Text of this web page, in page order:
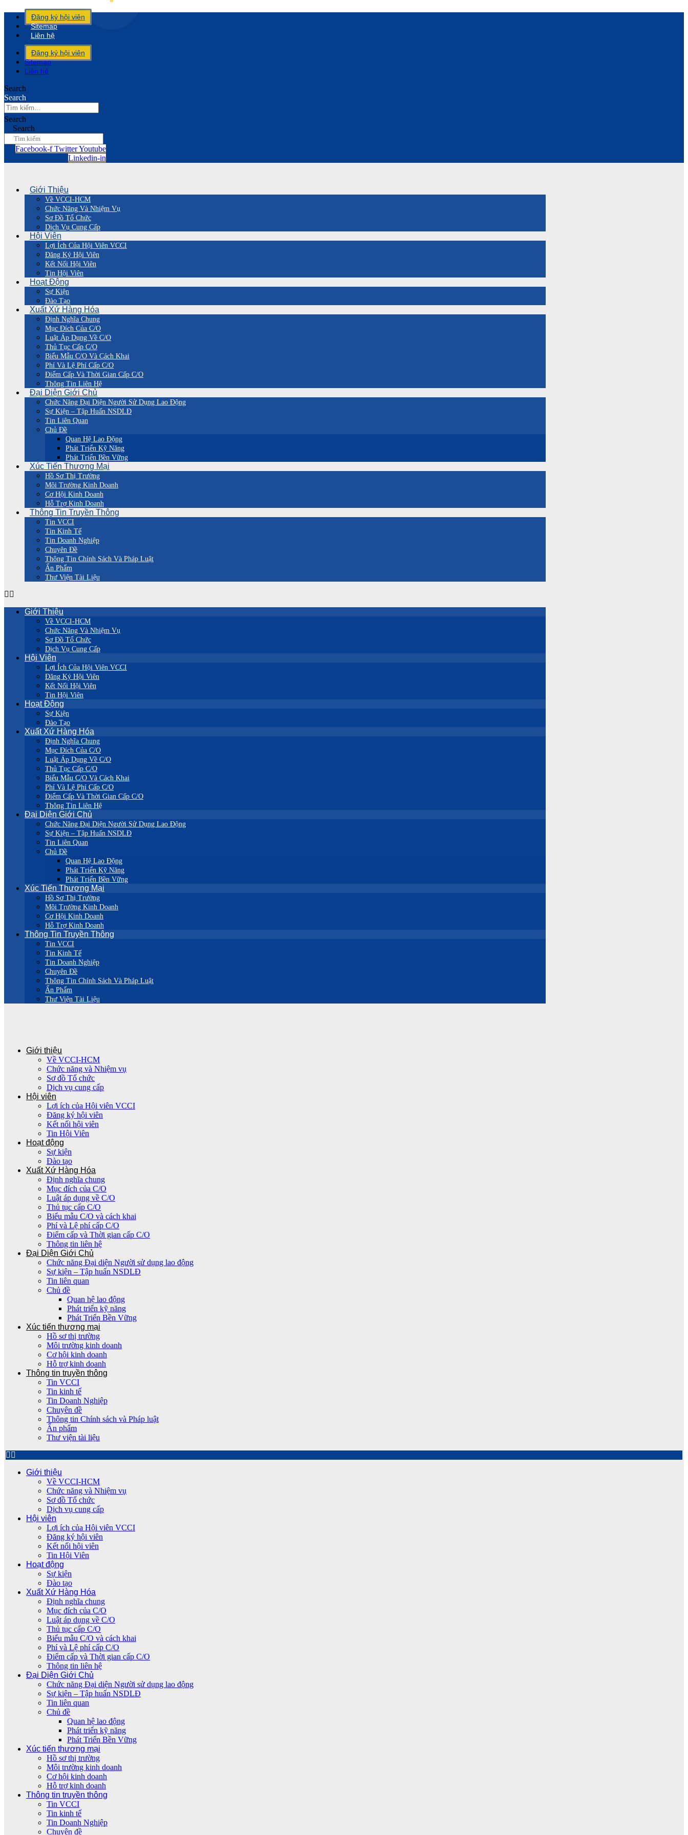
Đăng ký hội viên
Sitemap
Liên hệ
Đăng ký hội viên
Sitemap
Liên hệ
Search
Search
Search
Search
Facebook-f TwitterYoutube
Linkedin-in
Giới Thiệu
Về VCCI-HCM
Chức Năng Và Nhiệm Vụ
Sơ Đồ Tổ Chức
Dịch Vụ Cung Cấp
Hội Viên
Lợi Ích Của Hội Viên VCCI
Đăng Ký Hội Viên
Kết Nối Hội Viên
Tin Hội Viên
Hoạt Động
Sự Kiện
Đào Tạo
Xuất Xứ Hàng Hóa
Định Nghĩa Chung
Mục Đích Của C/O
Luật Áp Dụng Về C/O
Thủ Tục Cấp C/O
Biểu Mẫu C/O Và Cách Khai
Phí Và Lệ Phí Cấp C/O
Điểm Cấp Và Thời Gian Cấp C/O
Thông Tin Liên Hệ
Đại Diện Giới Chủ
Chức Năng Đại Diện Người Sử Dụng Lao Động
Sự Kiện – Tập Huấn NSDLĐ
Tin Liên Quan
Chủ Đề
Quan Hệ Lao Động
Phát Triển Kỹ Năng
Phát Triển Bền Vững
Xúc Tiến Thương Mại
Hồ Sơ Thị Trường
Môi Trường Kinh Doanh
Cơ Hội Kinh Doanh
Hỗ Trợ Kinh Doanh
Thông Tin Truyền Thông
Tin VCCI
Tin Kinh Tế
Tin Doanh Nghiệp
Chuyên Đề
Thông Tin Chính Sách Và Pháp Luật
Ấn Phẩm
Thư Viện Tài Liệu
Giới Thiệu
Về VCCI-HCM
Chức Năng Và Nhiệm Vụ
Sơ Đồ Tổ Chức
Dịch Vụ Cung Cấp
Hội Viên
Lợi Ích Của Hội Viên VCCI
Đăng Ký Hội Viên
Kết Nối Hội Viên
Tin Hội Viên
Hoạt Động
Sự Kiện
Đào Tạo
Xuất Xứ Hàng Hóa
Định Nghĩa Chung
Mục Đích Của C/O
Luật Áp Dụng Về C/O
Thủ Tục Cấp C/O
Biểu Mẫu C/O Và Cách Khai
Phí Và Lệ Phí Cấp C/O
Điểm Cấp Và Thời Gian Cấp C/O
Thông Tin Liên Hệ
Đại Diện Giới Chủ
Chức Năng Đại Diện Người Sử Dụng Lao Động
Sự Kiện – Tập Huấn NSDLĐ
Tin Liên Quan
Chủ Đề
Quan Hệ Lao Động
Phát Triển Kỹ Năng
Phát Triển Bền Vững
Xúc Tiến Thương Mại
Hồ Sơ Thị Trường
Môi Trường Kinh Doanh
Cơ Hội Kinh Doanh
Hỗ Trợ Kinh Doanh
Thông Tin Truyền Thông
Tin VCCI
Tin Kinh Tế
Tin Doanh Nghiệp
Chuyên Đề
Thông Tin Chính Sách Và Pháp Luật
Ấn Phẩm
Thư Viện Tài Liệu
Giới thiệu
Về VCCI-HCM
Chức năng và Nhiệm vụ
Sơ đồ Tổ chức
Dịch vụ cung cấp
Hội viên
Lợi ích của Hội viên VCCI
Đăng ký hội viên
Kết nối hội viên
Tin Hội Viên
Hoạt động
Sự kiện
Đào tạo
Xuất Xứ Hàng Hóa
Định nghĩa chung
Mục đích của C/O
Luật áp dụng về C/O
Thủ tục cấp C/O
Biểu mẫu C/O và cách khai
Phí và Lệ phí cấp C/O
Điểm cấp và Thời gian cấp C/O
Thông tin liên hệ
Đại Diện Giới Chủ
Chức năng Đại diện Người sử dụng lao động
Sự kiện – Tập huấn NSDLĐ
Tin liên quan
Chủ đề
Quan hệ lao động
Phát triển kỹ năng
Phát Triển Bền Vững
Xúc tiến thương mại
Hồ sơ thị trường
Môi trường kinh doanh
Cơ hội kinh doanh
Hỗ trợ kinh doanh
Thông tin truyền thông
Tin VCCI
Tin kinh tế
Tin Doanh Nghiệp
Chuyên đề
Thông tin Chính sách và Pháp luật
Ấn phẩm
Thư viện tài liệu
Giới thiệu
Về VCCI-HCM
Chức năng và Nhiệm vụ
Sơ đồ Tổ chức
Dịch vụ cung cấp
Hội viên
Lợi ích của Hội viên VCCI
Đăng ký hội viên
Kết nối hội viên
Tin Hội Viên
Hoạt động
Sự kiện
Đào tạo
Xuất Xứ Hàng Hóa
Định nghĩa chung
Mục đích của C/O
Luật áp dụng về C/O
Thủ tục cấp C/O
Biểu mẫu C/O và cách khai
Phí và Lệ phí cấp C/O
Điểm cấp và Thời gian cấp C/O
Thông tin liên hệ
Đại Diện Giới Chủ
Chức năng Đại diện Người sử dụng lao động
Sự kiện – Tập huấn NSDLĐ
Tin liên quan
Chủ đề
Quan hệ lao động
Phát triển kỹ năng
Phát Triển Bền Vững
Xúc tiến thương mại
Hồ sơ thị trường
Môi trường kinh doanh
Cơ hội kinh doanh
Hỗ trợ kinh doanh
Thông tin truyền thông
Tin VCCI
Tin kinh tế
Tin Doanh Nghiệp
Chuyên đề